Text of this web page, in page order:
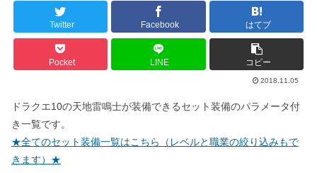
Twitter Facebook はてブ
Pocket LINE コピー
2018.11.05
ドラクエ10の天地雷鳴士が装備できるセット装備のパラメータ付
き一覧です。
★全てのセット装備一覧はこちら（レベルと職業の絞り込みもで
きます）★